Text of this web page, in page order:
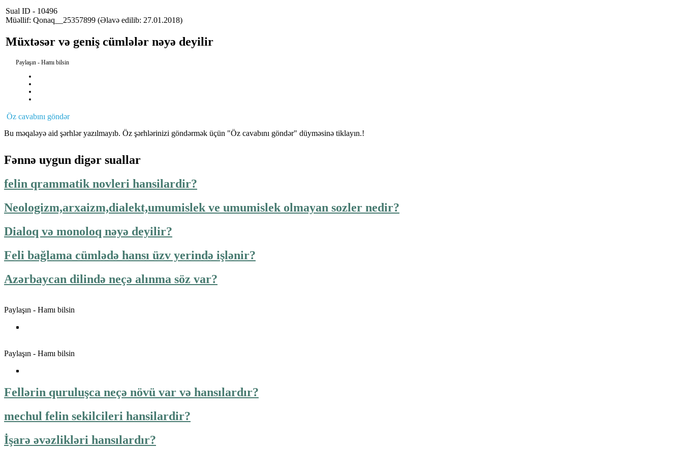
Sual ID - 10496
Müəllif: Qonaq__25357899 (Əlavə edilib: 27.01.2018)
Müxtəsər və geniş cümlələr nəyə deyilir
Paylaşın - Hamı bilsin
Öz cavabını göndər
Bu məqaləyə aid şərhlər yazılmayıb. Öz şərhlərinizi göndərmək üçün "Öz cavabını göndər" düyməsinə tiklayın.!
Fənnə uygun digər suallar
felin qrammatik novleri hansilardir?
Neologizm,arxaizm,dialekt,umumislek ve umumislek olmayan sozler nedir?
Dialoq və monoloq nəyə deyilir?
Feli bağlama cümlədə hansı üzv yerində işlənir?
Azərbaycan dilində neçə alınma söz var?
Paylaşın - Hamı bilsin
Paylaşın - Hamı bilsin
Fellərin quruluşca neçə növü var və hansılardır?
mechul felin sekilcileri hansilardir?
İşarə əvəzlikləri hansılardır?